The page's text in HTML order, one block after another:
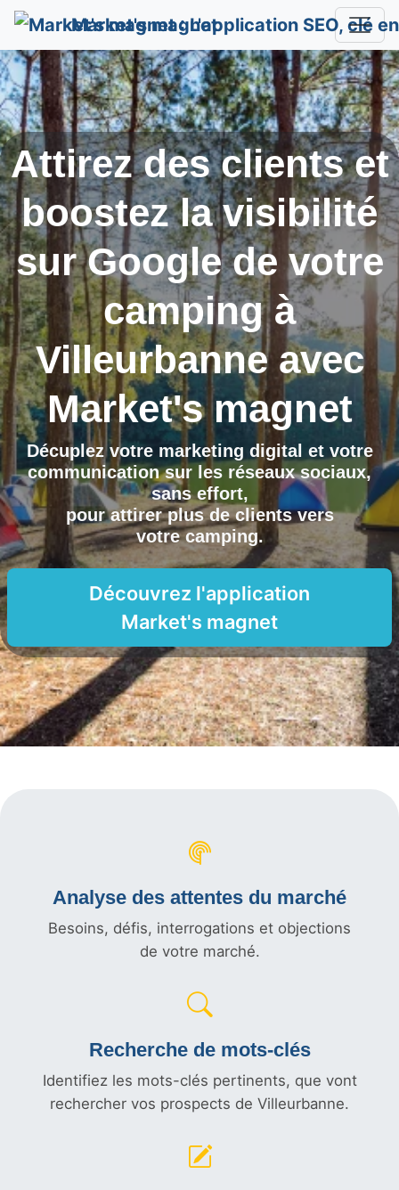
Market's magnet
Attirez des clients et
boostez la visibilité
sur Google de votre
camping à
Villeurbanneavec
Market's magnet
Décuplez votre marketing digital et votre
communication sur les réseaux sociaux,
sans effort,
pour attirer plus de clients vers
votre camping.
Découvrez l'application
Market's magnet
Analyse des attentes du marché
Besoins, défis, interrogations et objections
de votre marché.
Recherche de mots-clés
Identifiez les mots-clés pertinents, que vont
rechercher vos prospects de Villeurbanne.